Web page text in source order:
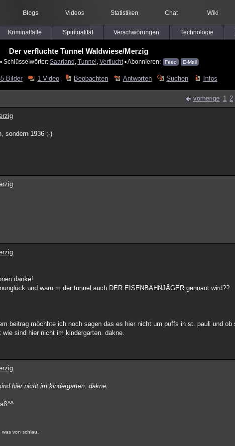
Blogs Videos Statistiken Chat Wiki
Kriminalfälle Spiritualität Verschwörungen Technologie
Der verfluchte Tunnel Waldwiese/Merzig
▪ Schlüsselwörter: Saarland Tunnel Verflucht▪ Abonnieren: Feed E-Mail
Bilder 1 Video Beobachten Antworten Suchen Infos
vorherige 1 2
sondern 1936 ;-)
danke!
und waru m der tunnel auch DER EISENBAHNJÄGER gennant wird??
beitrag möchhte ich noch sagen das es hier nicht um puffs in st. pauli und
sind hier nicht im kindergarten. dakne.
hier nicht im kindergarten. dakne.
von schlau.